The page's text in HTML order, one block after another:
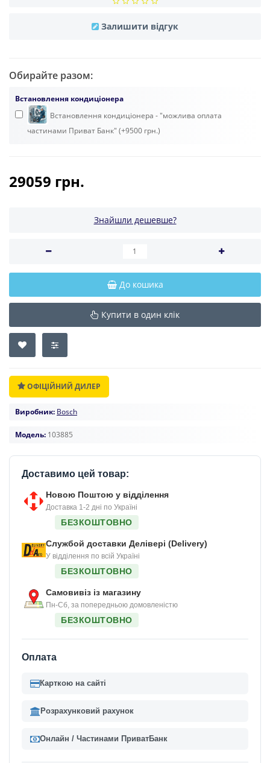
Залишити відгук
Обирайте разом:
Встановлення кондиціонера
Встановлення кондиціонера - "можлива оплата
частинами Приват Банк" (+9500 грн.)
29059 грн.
Знайшли дешевше?
До кошика
Купити в один клік
ОФІЦІЙНИЙ ДИЛЕР
Виробник: Bosch
Модель: 103885
Доставимо цей товар:
Новою Поштою у відділення
Доставка 1-2 дні по Україні
БЕЗКОШТОВНО
Службой доставки Делівері (Delivery)
У відділення по всій Україні
БЕЗКОШТОВНО
Самовивіз із магазину
Пн-Сб, за попередньою домовленістю
БЕЗКОШТОВНО
Оплата
Карткою на сайті
Розрахунковий рахунок
Онлайн / Частинами ПриватБанк